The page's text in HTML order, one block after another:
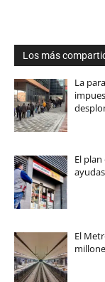
Los más
La
El
El